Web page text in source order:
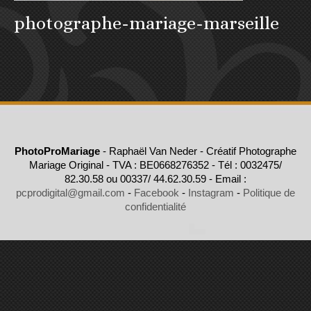
photographe-mariage-marseille
PhotoProMariage - Raphaël Van Neder - Créatif Photographe
Mariage Original - TVA : BE0668276352 - Tél : 0032475/
82.30.58 ou 00337/ 44.62.30.59 - Email :
pcprodigital@gmail.com - Facebook - Instagram - Politique de
confidentialité